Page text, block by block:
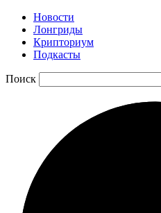
Новости
Лонгриды
Крипториум
Подкасты
Поиск